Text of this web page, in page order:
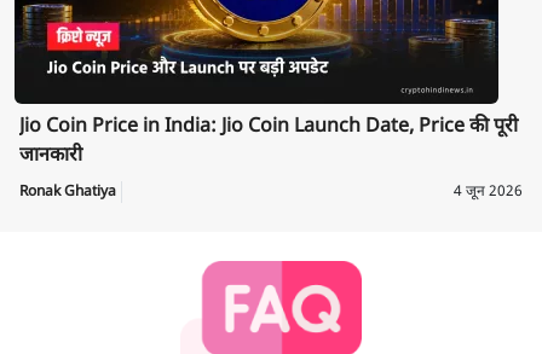
Jio Coin Price in India: Jio Coin Launch Date, Price की पूरी
जानकारी
Ronak Ghatiya 4 जून 2026